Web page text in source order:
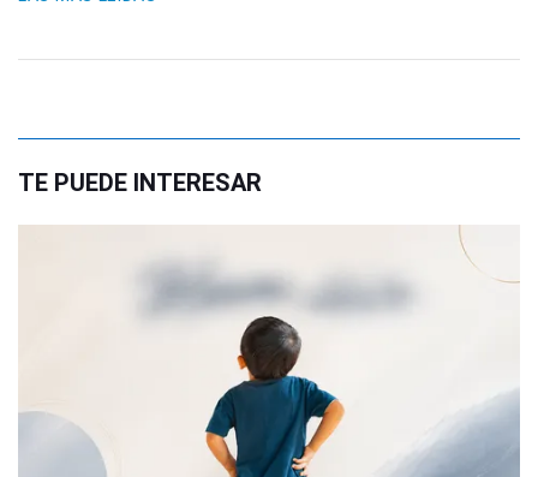
TE PUEDE INTERESAR